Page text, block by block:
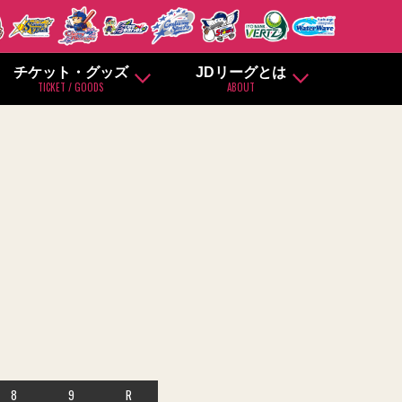
チケット・グッズ
TICKET / GOODS
JDリーグとは
ABOUT
8 9 R